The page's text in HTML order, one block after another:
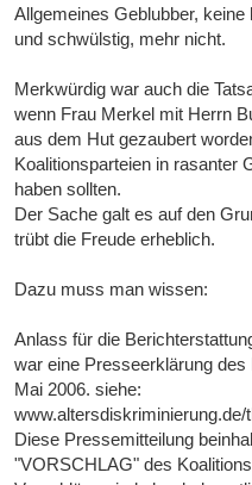
Allgemeines Geblubber,
und schwülstig, mehr nicht.
Merkwürdig war auch die
wenn Frau Merkel mit Herrn
aus dem Hut gezaubert
Koalitionsparteien in rasanter
haben sollten.
Der Sache galt es auf den
trübt die Freude erheblich.
Dazu muss man wissen:
Anlass für die
war eine Presseerklärung
Mai 2006. siehe:
Diese Pressemitteilung
"VORSCHLAG" des